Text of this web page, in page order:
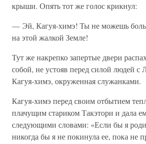
крыши. Опять тот же голос крикнул:
— Эй, Кагуя-химэ! Ты не можешь
на этой жалкой Земле!
Тут же накрепко запертые двери
собой, не устояв перед силой людей с
Кагуя-химэ, окруженная служанками.
Кагуя-химэ перед своим отбытием
плачущим стариком Такэтори и дала
следующими словами: «Если бы я
никогда бы я не покинула ее, пока не